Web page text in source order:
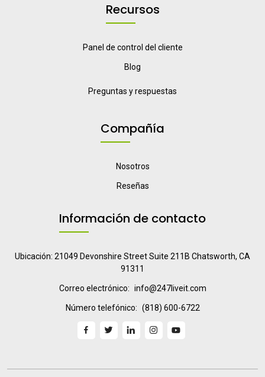
Recursos
Panel de control del cliente
Blog
Preguntas y respuestas
Compañía
Nosotros
Reseñas
Información de contacto
Ubicación: 21049 Devonshire Street Suite 211B Chatsworth, CA
91311
Correo electrónico: info@247liveit.com
Número telefónico: (818) 600-6722